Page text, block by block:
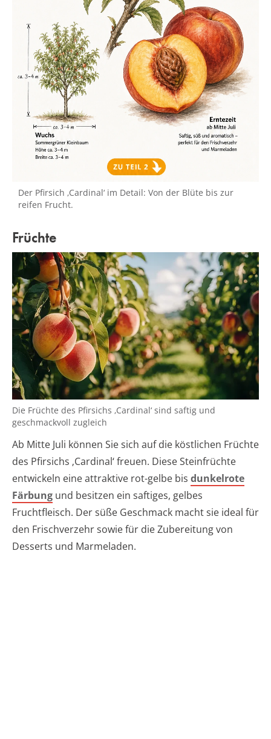
Der Pfirsich ‚Cardinal‘ im Detail: Von der Blüte bis zur
reifen Frucht.
Früchte
Die Früchte des Pfirsichs ‚Cardinal‘ sind saftig und
geschmackvoll zugleich
Ab Mitte Juli können Sie sich auf die köstlichen Früchte
des Pfirsichs ‚Cardinal‘ freuen. Diese Steinfrüchte
entwickeln eine attraktive rot-gelbe bis dunkelrote
Färbung und besitzen ein saftiges, gelbes
Fruchtfleisch. Der süße Geschmack macht sie ideal für
den Frischverzehr sowie für die Zubereitung von
Desserts und Marmeladen.